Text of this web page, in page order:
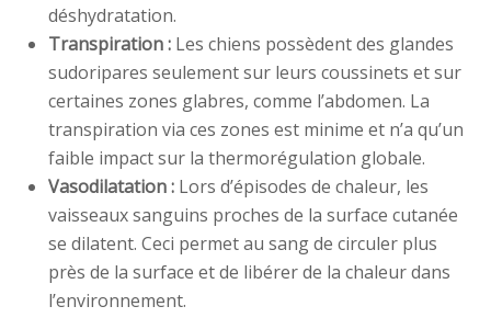
déshydratation.
Transpiration : Les chiens possèdent des glandes
sudoripares seulement sur leurs coussinets et sur
certaines zones glabres, comme l’abdomen. La
transpiration via ces zones est minime et n’a qu’un
faible impact sur la thermorégulation globale.
Vasodilatation : Lors d’épisodes de chaleur, les
vaisseaux sanguins proches de la surface cutanée
se dilatent. Ceci permet au sang de circuler plus
près de la surface et de libérer de la chaleur dans
l’environnement.